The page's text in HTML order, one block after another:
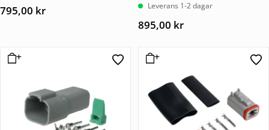
795,00 kr Leverans 1-2 dagar
895,00 kr